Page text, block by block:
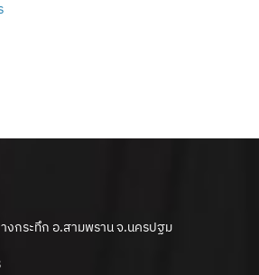
งกระทึก อ.สามพราน จ.นครปฐม